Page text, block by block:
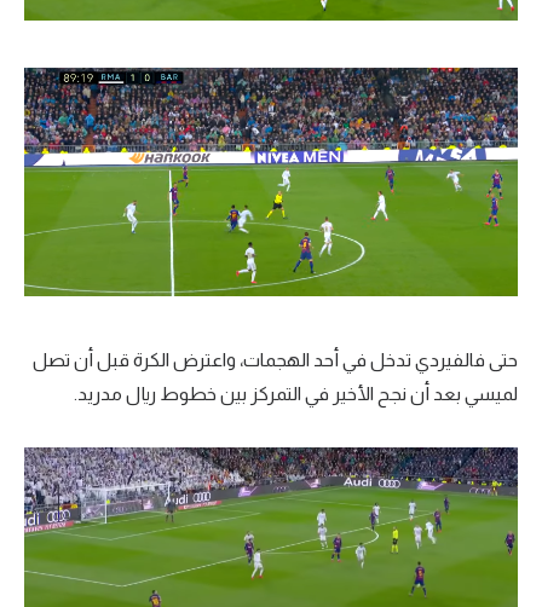
حتى فالفيردي تدخل في أحد الهجمات، واعترض الكرة قبل أن تصل
لميسي بعد أن نجح الأخير في التمركز بين خطوط ريال مدريد.